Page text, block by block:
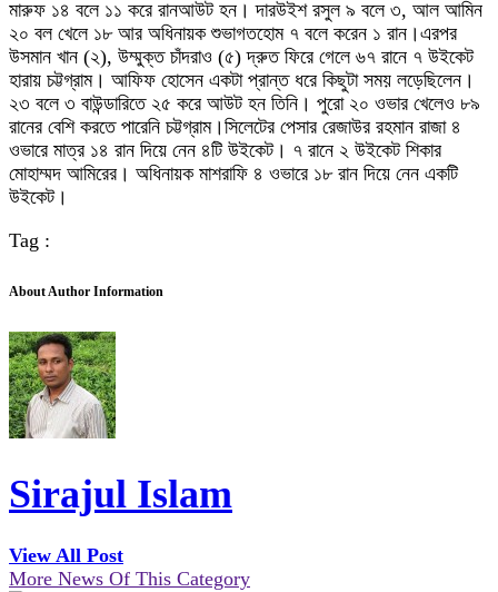
মারুফ ১৪ বলে ১১ করে রানআউট হন। দারউইশ রসুল ৯ বলে ৩, আল আমিন
২০ বল খেলে ১৮ আর অধিনায়ক শুভাগতহোম ৭ বলে করেন ১ রান।এরপর
উসমান খান (২), উম্মুক্ত চাঁদরাও (৫) দ্রুত ফিরে গেলে ৬৭ রানে ৭ উইকেট
হারায় চট্টগ্রাম। আফিফ হোসেন একটা প্রান্ত ধরে কিছুটা সময় লড়েছিলেন।
২৩ বলে ৩ বাউন্ডারিতে ২৫ করে আউট হন তিনি। পুরো ২০ ওভার খেলেও ৮৯
রানের বেশি করতে পারেনি চট্টগ্রাম।সিলেটের পেসার রেজাউর রহমান রাজা ৪
ওভারে মাত্র ১৪ রান দিয়ে নেন ৪টি উইকেট। ৭ রানে ২ উইকেট শিকার
মোহাম্মদ আমিরের। অধিনায়ক মাশরাফি ৪ ওভারে ১৮ রান দিয়ে নেন একটি
উইকেট।
Tag :
About Author Information
Sirajul Islam
View All Post
More News Of This Category